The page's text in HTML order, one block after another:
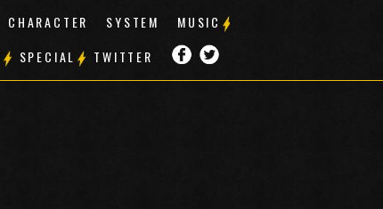
CHARACTER SYSTEM
MUSIC
SPECIAL TWITTER